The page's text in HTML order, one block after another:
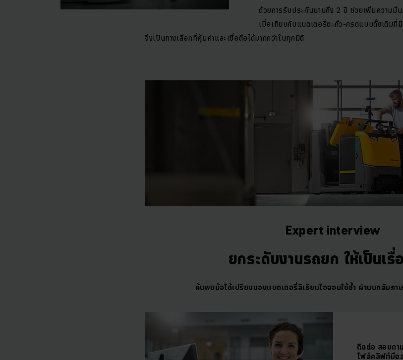
ด้วยการรับประกันนานถึง 2 ปี ช่วยเพิ่มความมั่น
เมื่อเทียบกับแบตเตอรี่ตะกั่ว-กรดแบบดั้งเดิมที่
จึงเป็นทางเลือกที่คุ้มค่าและเชื่อถือได้มากกว่าในทุกมิติ
Expert interview
ยกระดับงานรถยก ให้เป็นเรื่
ค้นพบข้อได้เปรียบของแบตเตอรี่ลิเธียมไอออนใช้ซ้ำ ผ่านบทสัมภ
ติดต่อ สอบถาม
โฟล์คลิฟท์มือ